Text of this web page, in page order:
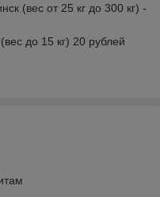
(вес от 25 кг до 300 кг) -
до 15 кг) 20 рублей